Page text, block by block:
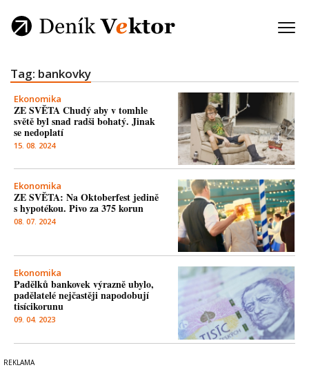
Tag: bankovky
Ekonomika
ZE SVĚTA Chudý aby v tomhle
světě byl snad radši bohatý. Jinak
se nedoplatí
15. 08. 2024
Ekonomika
ZE SVĚTA: Na Oktoberfest jedině
s hypotékou. Pivo za 375 korun
08. 07. 2024
Ekonomika
Padělků bankovek výrazně ubylo,
padělatelé nejčastěji napodobují
tisícikorunu
09. 04. 2023